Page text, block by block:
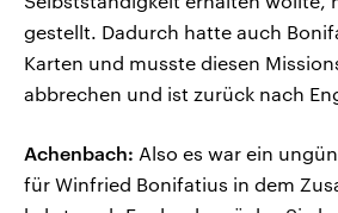
gestellt. Dadurch hatte auch
Karten und musste diesen
abbrechen und ist zurück nach
Achenbach: Also es war ein
für Winfried Bonifatius in dem